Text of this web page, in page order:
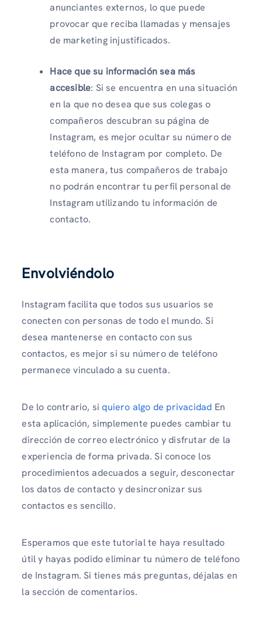
anunciantes externos, lo que puede
provocar que reciba llamadas y mensajes
de marketing injustificados.
Hace que su información sea más
accesible: Si se encuentra en una situación
en la que no desea que sus colegas o
compañeros descubran su página de
Instagram, es mejor ocultar su número de
teléfono de Instagram por completo. De
esta manera, tus compañeros de trabajo
no podrán encontrar tu perfil personal de
Instagram utilizando tu información de
contacto.
Envolviéndolo
Instagram facilita que todos sus usuarios se
conecten con personas de todo el mundo. Si
desea mantenerse en contacto con sus
contactos, es mejor si su número de teléfono
permanece vinculado a su cuenta.
De lo contrario, si quiero algo de privacidad En
esta aplicación, simplemente puedes cambiar tu
dirección de correo electrónico y disfrutar de la
experiencia de forma privada. Si conoce los
procedimientos adecuados a seguir, desconectar
los datos de contacto y desincronizar sus
contactos es sencillo.
Esperamos que este tutorial te haya resultado
útil y hayas podido eliminar tu número de teléfono
de Instagram. Si tienes más preguntas, déjalas en
la sección de comentarios.